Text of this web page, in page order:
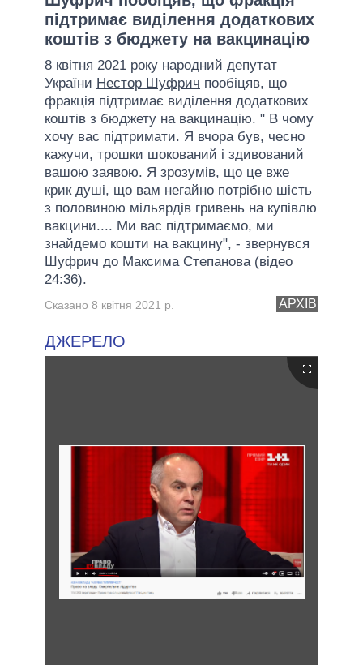
підтримає виділення додаткових
коштів з бюджету на вакцинацію
8 квітня 2021 року народний депутат
України Нестор Шуфрич пообіцяв, що
фракція підтримає виділення додаткових
коштів з бюджету на вакцинацію. " В чому
хочу вас підтримати. Я вчора був, чесно
кажучи, трошки шокований і здивований
вашою заявою. Я зрозумів, що це вже
крик душі, що вам негайно потрібно шість
з половиною мільярдів гривень на купівлю
вакцини.... Ми вас підтримаємо, ми
знайдемо кошти на вакцину", - звернувся
Шуфрич до Максима Степанова (відео
24:36).
АРХІВ
Сказано 8 квітня 2021 р.
ДЖЕРЕЛО